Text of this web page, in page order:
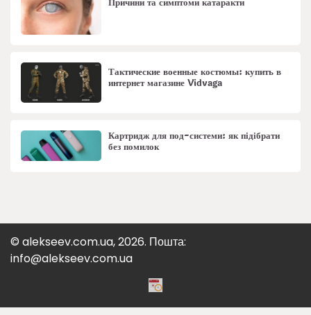
Причини та симптоми катаракти
Тактические военные костюмы: купить в
интернет магазине Vidvaga
Картридж для под-системи: як підібрати
без помилок
© alekseev.com.ua, 2026. Пошта:
info@alekseev.com.ua